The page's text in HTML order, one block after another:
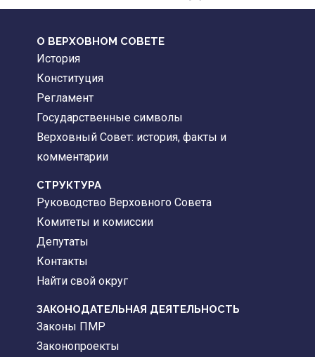
О ВЕРХОВНОМ СОВЕТЕ
История
Конституция
Регламент
Государственные символы
Верховный Совет: история, факты и
комментарии
CТРУКТУРА
Руководство Верховного Совета
Комитеты и комиссии
Депутаты
Контакты
Найти свой округ
ЗАКОНОДАТЕЛЬНАЯ ДЕЯТЕЛЬНОСТЬ
Законы ПМР
Законопроекты